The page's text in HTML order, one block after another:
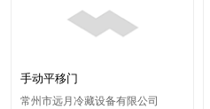
手动平移门
常州市远月冷藏设备有限公司